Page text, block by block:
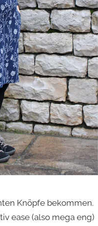
Knöpfe bekommen.
ease (also mega eng)